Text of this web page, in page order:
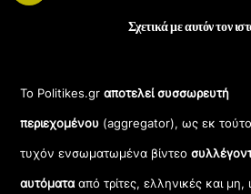
Σχετικά με αυτόν τον
Το Politikes.grαποτελεί συσσωρευτή
περιεχομένου (aggregator), ως εκ
τυχόν ενσωματωμένα βίντεο
αυτόματααπό τρίτες, ελληνικές και μη,